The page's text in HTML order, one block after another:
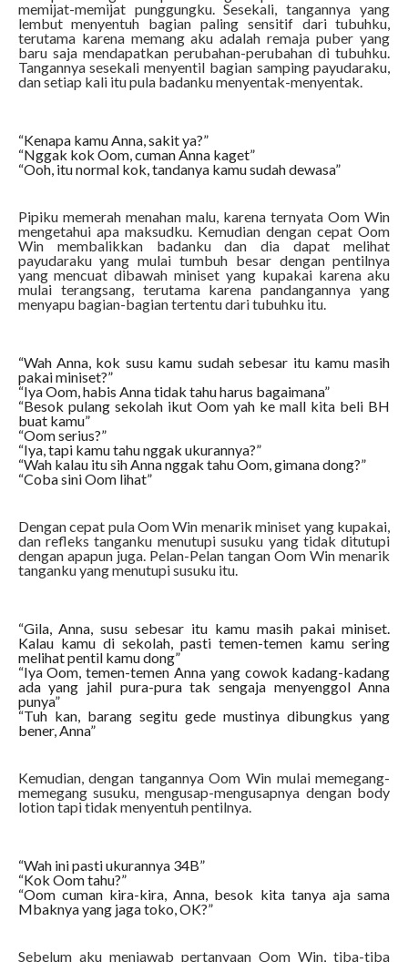
memijat-memijat punggungku. Sesekali, tangannya yang
lembut menyentuh bagian paling sensitif dari tubuhku,
terutama karena memang aku adalah remaja puber yang
baru saja mendapatkan perubahan-perubahan di tubuhku.
Tangannya sesekali menyentil bagian samping payudaraku,
dan setiap kali itu pula badanku menyentak-menyentak.
“Kenapa kamu Anna, sakit ya?”
“Nggak kok Oom, cuman Anna kaget”
“Ooh, itu normal kok, tandanya kamu sudah dewasa”
Pipiku memerah menahan malu, karena ternyata Oom Win
mengetahui apa maksudku. Kemudian dengan cepat Oom
Win membalikkan badanku dan dia dapat melihat
payudaraku yang mulai tumbuh besar dengan pentilnya
yang mencuat dibawah miniset yang kupakai karena aku
mulai terangsang, terutama karena pandangannya yang
menyapu bagian-bagian tertentu dari tubuhku itu.
“Wah Anna, kok susu kamu sudah sebesar itu kamu masih
pakai miniset?”
“Iya Oom, habis Anna tidak tahu harus bagaimana”
“Besok pulang sekolah ikut Oom yah ke mall kita beli BH
buat kamu”
“Oom serius?”
“Iya, tapi kamu tahu nggak ukurannya?”
“Wah kalau itu sih Anna nggak tahu Oom, gimana dong?”
“Coba sini Oom lihat”
Dengan cepat pula Oom Win menarik miniset yang kupakai,
dan refleks tanganku menutupi susuku yang tidak ditutupi
dengan apapun juga. Pelan-Pelan tangan Oom Win menarik
tanganku yang menutupi susuku itu.
“Gila, Anna, susu sebesar itu kamu masih pakai miniset.
Kalau kamu di sekolah, pasti temen-temen kamu sering
melihat pentil kamu dong”
“Iya Oom, temen-temen Anna yang cowok kadang-kadang
ada yang jahil pura-pura tak sengaja menyenggol Anna
punya”
“Tuh kan, barang segitu gede mustinya dibungkus yang
bener, Anna”
Kemudian, dengan tangannya Oom Win mulai memegang-
memegang susuku, mengusap-mengusapnya dengan body
lotion tapi tidak menyentuh pentilnya.
“Wah ini pasti ukurannya 34B”
“Kok Oom tahu?”
“Oom cuman kira-kira, Anna, besok kita tanya aja sama
Mbaknya yang jaga toko, OK?”
Sebelum aku menjawab pertanyaan Oom Win, tiba-tiba